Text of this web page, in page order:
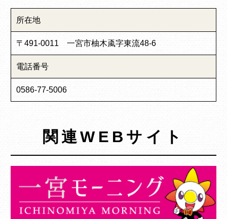
所在地
〒491-0011 一宮市柚木颪字東流48-6
電話番号
0586-77-5006
関連WEBサイト